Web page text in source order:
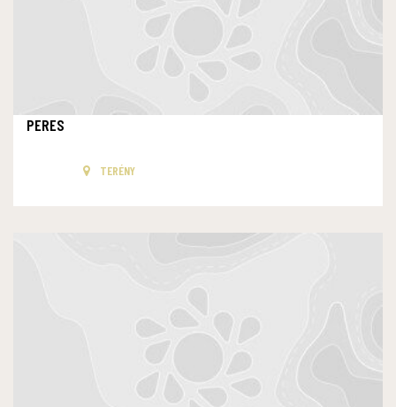
PERES
TERÉNY